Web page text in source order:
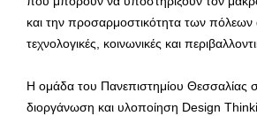
και την προσαρμοστικότητα των πόλεων
τεχνολογικές, κοινωνικές και
Η ομάδα του Πανεπιστημίου Θεσσαλίας
διοργάνωση και υλοποίηση Design